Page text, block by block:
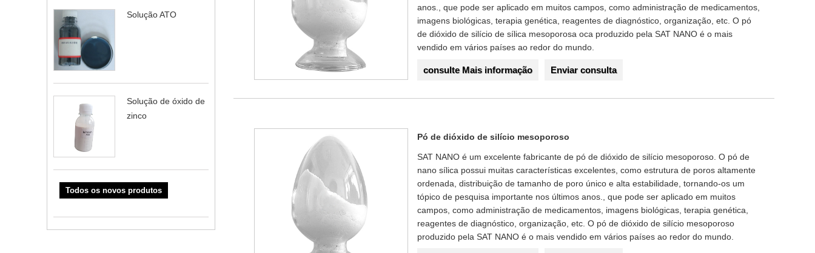
Solução ATO
Solução de óxido de
zinco
Todos os novos produtos
anos., que pode ser aplicado em muitos campos, como administração de medicamentos,
imagens biológicas, terapia genética, reagentes de diagnóstico, organização, etc. O pó
de dióxido de silício de sílica mesoporosa oca produzido pela SAT NANO é o mais
vendido em vários países ao redor do mundo.
consulte Mais informação Enviar consulta
Pó de dióxido de silício mesoporoso
SAT NANO é um excelente fabricante de pó de dióxido de silício mesoporoso. O pó de
nano sílica possui muitas características excelentes, como estrutura de poros altamente
ordenada, distribuição de tamanho de poro único e alta estabilidade, tornando-os um
tópico de pesquisa importante nos últimos anos., que pode ser aplicado em muitos
campos, como administração de medicamentos, imagens biológicas, terapia genética,
reagentes de diagnóstico, organização, etc. O pó de dióxido de silício mesoporoso
produzido pela SAT NANO é o mais vendido em vários países ao redor do mundo.